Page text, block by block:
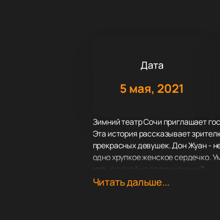
Дата
5 мая, 2021
Зимний театр Сочи приглашает
Эта история рассказывает
прекрасных девушек. Дон Жуан -
одно хрупкое женское сердечко.
хоть с одной из своих женщин?
Елена Валюшкина, Роман Курцын,
Читать дальше...